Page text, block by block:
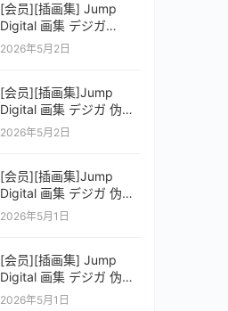
[会员][插画集] Jump
Digital 画集 デジガ
D.Gray-man
2026年5月2日
[会员][插画集]Jump
Digital 画集 デジガ 伪恋
ニセコイ 3
2026年5月2日
[会员][插画集]Jump
Digital 画集 デジガ 伪恋
ニセコイ 2
2026年5月1日
[会员][插画集] Jump
Digital 画集 デジガ 伪恋
ニセコイ 1
2026年5月1日